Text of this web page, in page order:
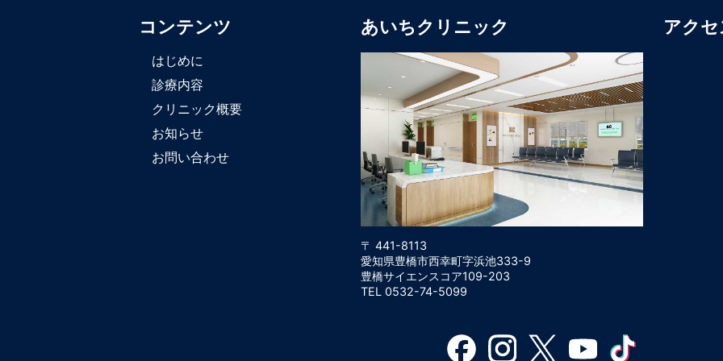
コンテンツ
はじめに
診療内容
クリニック概要
お知らせ
お問い合わせ
あいちクリニック
〒 441-8113
愛知県豊橋市西幸町字浜池333-9
豊橋サイエンスコア109-203
TEL 0532-74-5099
アク